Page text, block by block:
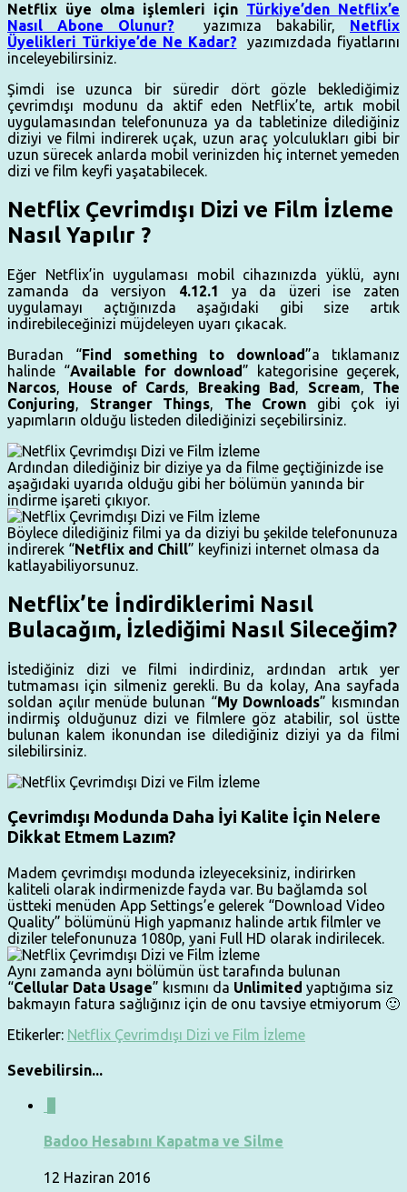
Netflix üye olma işlemleri için Türkiye’den Netflix’e
Nasıl Abone Olunur? yazımıza bakabilir,
Netflix
Üyelikleri Türkiye’de Ne Kadar? yazımızdada fiyatlarını
inceleyebilirsiniz.
Şimdi ise uzunca bir süredir dört gözle beklediğimiz
çevrimdışı modunu da aktif eden Netflix’te, artık mobil
uygulamasından telefonunuza ya da tabletinize dilediğiniz
diziyi ve filmi indirerek uçak, uzun araç yolculukları gibi bir
uzun sürecek anlarda mobil verinizden hiç internet yemeden
dizi ve film keyfi yaşatabilecek.
Netflix Çevrimdışı Dizi ve Film İzleme
Nasıl Yapılır ?
Eğer Netflix’in uygulaması mobil cihazınızda yüklü, aynı
zamanda da versiyon 4.12.1
ya da üzeri ise zaten
uygulamayı açtığınızda aşağıdaki gibi size artık
indirebileceğinizi müjdeleyen uyarı çıkacak.
Buradan “Find something to download”a tıklamanız
halinde “Available for download” kategorisine geçerek,
Narcos, House of Cards, Breaking Bad, Scream, The
Conjuring, Stranger Things, The Crown gibi çok iyi
yapımların olduğu listeden dilediğinizi seçebilirsiniz.
Ardından dilediğiniz bir diziye ya da filme geçtiğinizde ise
aşağıdaki uyarıda olduğu gibi her bölümün yanında bir
indirme işareti çıkıyor.
Böylece dilediğiniz filmi ya da diziyi bu şekilde telefonunuza
indirerek “Netflix and Chill” keyfinizi internet olmasa da
katlayabiliyorsunuz.
Netflix’te İndirdiklerimi Nasıl
Bulacağım, İzlediğimi Nasıl Sileceğim?
İstediğiniz dizi ve filmi indirdiniz, ardından artık yer
tutmaması için silmeniz gerekli. Bu da kolay, Ana sayfada
soldan açılır menüde bulunan “My Downloads” kısmından
indirmiş olduğunuz dizi ve filmlere göz atabilir, sol üstte
bulunan kalem ikonundan ise dilediğiniz diziyi ya da filmi
silebilirsiniz.
Çevrimdışı Modunda Daha İyi Kalite İçin Nelere
Dikkat Etmem Lazım?
Madem çevrimdışı modunda izleyeceksiniz, indirirken
kaliteli olarak indirmenizde fayda var. Bu bağlamda sol
üstteki menüden App Settings’e gelerek “Download Video
Quality” bölümünü High yapmanız halinde artık filmler ve
diziler telefonunuza 1080p, yani Full HD olarak indirilecek.
Aynı zamanda aynı bölümün üst tarafında bulunan
“Cellular Data Usage” kısmını da Unlimited yaptığıma siz
bakmayın fatura sağlığınız için de onu tavsiye etmiyorum 🙂
Etikerler: Netflix Çevrimdışı Dizi ve Film İzleme
Sevebilirsin...
Badoo Hesabını Kapatma ve Silme
12 Haziran 2016